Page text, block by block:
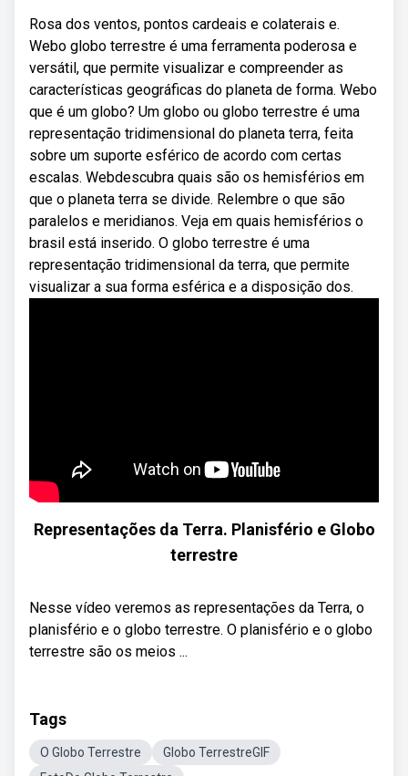
Rosa dos ventos, pontos cardeais e colaterais e.
Webo globo terrestre é uma ferramenta poderosa e
versátil, que permite visualizar e compreender as
características geográficas do planeta de forma. Webo
que é um globo? Um globo ou globo terrestre é uma
representação tridimensional do planeta terra, feita
sobre um suporte esférico de acordo com certas
escalas. Webdescubra quais são os hemisférios em
que o planeta terra se divide. Relembre o que são
paralelos e meridianos. Veja em quais hemisférios o
brasil está inserido. O globo terrestre é uma
representação tridimensional da terra, que permite
visualizar a sua forma esférica e a disposição dos.
Representações da Terra. Planisfério e Globo
terrestre
Nesse vídeo veremos as representações da Terra, o
planisfério e o globo terrestre. O planisfério e o globo
terrestre são os meios ...
Tags
O Globo Terrestre
Globo TerrestreGIF